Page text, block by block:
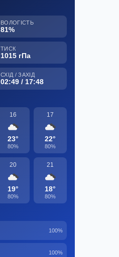
ВОЛОГІСТЬ
81%
ТИСК
1015 гПа
СХІД / ЗАХІД
02:49 / 17:48
16
23°
80%
17
22°
80%
20
19°
80%
21
18°
80%
100%
100%